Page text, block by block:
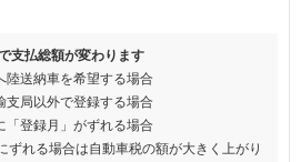
支払総額が変わります
陸送納車を希望する場合
支局以外で登録する場合
「登録月」がずれる場合
ずれる場合は自動車税の額が大きく上がり